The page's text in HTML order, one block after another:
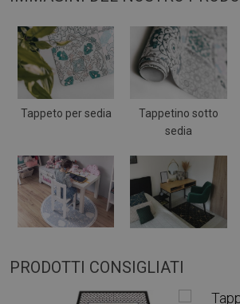
Tappeto per sedia
Tappetino sotto
sedia
PRODOTTI CONSIGLIATI